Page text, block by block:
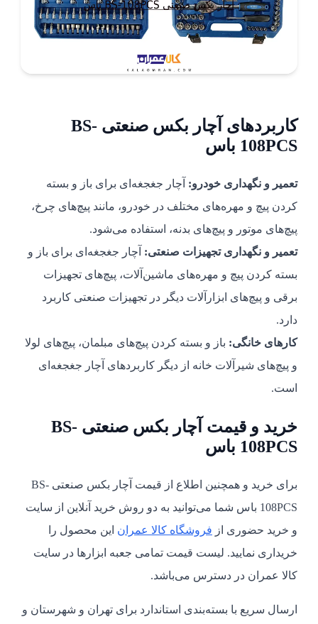
کاربردهای آچار بکس صنعتی BS-
108PCS باس
تعمیر و نگهداری خودرو: آچار جغجغه‌ای برای باز و بسته
کردن پیچ و مهره‌های مختلف در خودرو، مانند پیچ‌های چرخ،
پیچ‌های موتور و پیچ‌های بدنه، استفاده می‌شود.
تعمیر و نگهداری تجهیزات صنعتی: آچار جغجغه‌ای برای باز و
بسته کردن پیچ و مهره‌های ماشین‌آلات، پیچ‌های تجهیزات
برقی و پیچ‌های ابزارآلات دیگر در تجهیزات صنعتی کاربرد
دارد.
کارهای خانگی: باز و بسته کردن پیچ‌های مبلمان، پیچ‌های لولا
و پیچ‌های شیرآلات خانه از دیگر کاربردهای آچار جغجغه‌ای
است.
خرید و قیمت آچار بکس صنعتی BS-
108PCS باس
برای خرید و همچنین اطلاع از قیمت آچار بکس صنعتی BS-
108PCS باس شما می‌توانید به دو روش خرید آنلاین از سایت
و خرید حضوری از فروشگاه کالا عمران این محصول را
خریداری نمایید. لیست قیمت تمامی جعبه ابزارها در سایت
کالا عمران در دسترس می‌باشد.
ارسال سریع با بسته‌بندی استاندارد برای تهران و شهرستان و